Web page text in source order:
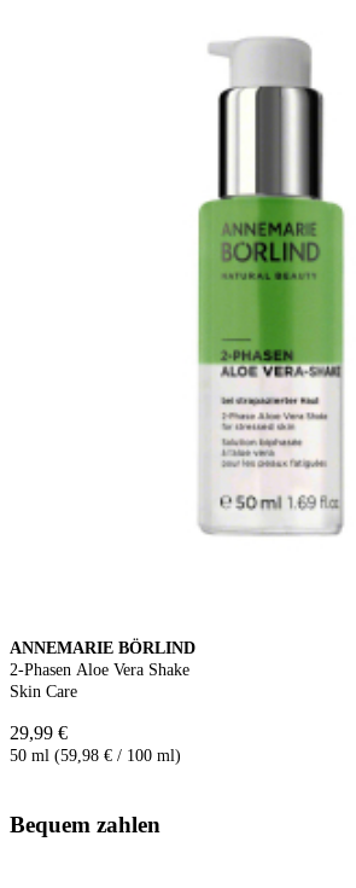
ANNEMARIE BÖRLIND
2-Phasen Aloe Vera Shake
Skin Care
29,99 €
50 ml (59,98 € / 100 ml)
Bequem zahlen